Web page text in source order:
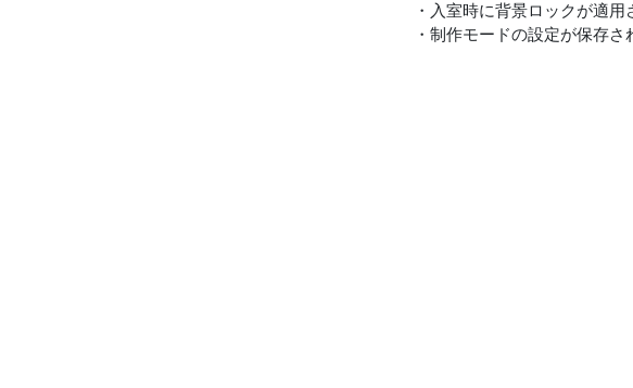
・入室時に背景ロックが適
・制作モードの設定が保存